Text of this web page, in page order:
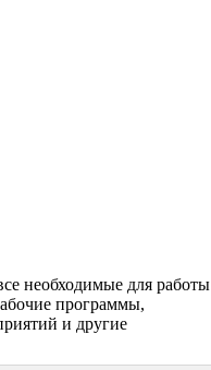
необходимые для работы
программы,
и другие